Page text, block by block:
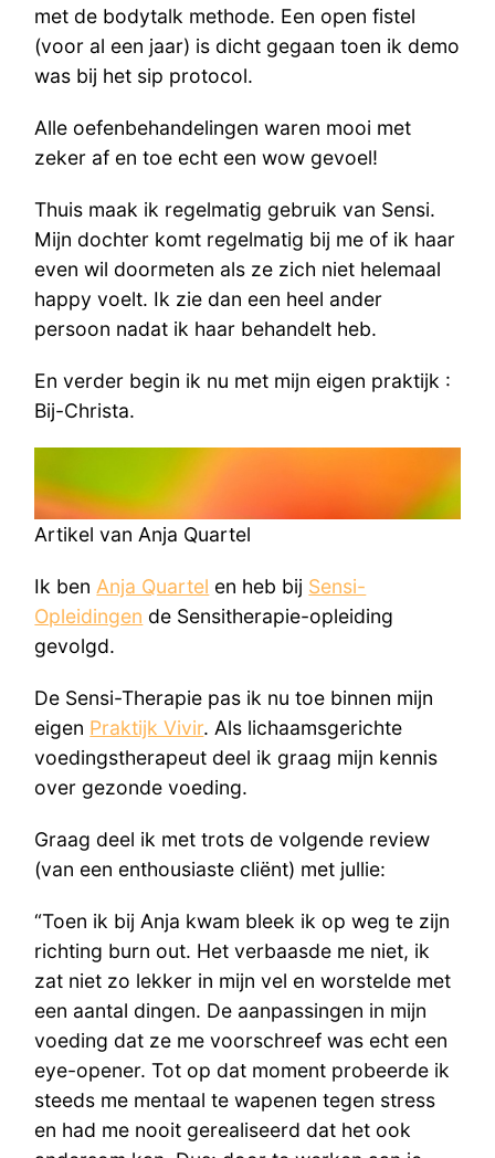
met de bodytalk methode. Een open fistel
(voor al een jaar) is dicht gegaan toen ik demo
was bij het sip protocol.
Alle oefenbehandelingen waren mooi met
zeker af en toe echt een wow gevoel!
Thuis maak ik regelmatig gebruik van Sensi.
Mijn dochter komt regelmatig bij me of ik haar
even wil doormeten als ze zich niet helemaal
happy voelt. Ik zie dan een heel ander
persoon nadat ik haar behandelt heb.
En verder begin ik nu met mijn eigen praktijk :
Bij-Christa.
Artikel van Anja Quartel
Ik ben Anja Quartel en heb bij Sensi-
Opleidingen de Sensitherapie-opleiding
gevolgd.
De Sensi-Therapie pas ik nu toe binnen mijn
eigen Praktijk Vivir. Als lichaamsgerichte
voedingstherapeut deel ik graag mijn kennis
over gezonde voeding.
Graag deel ik met trots de volgende review
(van een enthousiaste cliënt) met jullie:
“Toen ik bij Anja kwam bleek ik op weg te zijn
richting burn out. Het verbaasde me niet, ik
zat niet zo lekker in mijn vel en worstelde met
een aantal dingen. De aanpassingen in mijn
voeding dat ze me voorschreef was echt een
eye-opener. Tot op dat moment probeerde ik
steeds me mentaal te wapenen tegen stress
en had me nooit gerealiseerd dat het ook